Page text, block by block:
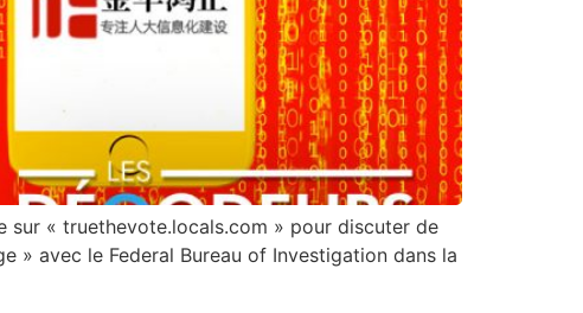
sur « truethevote.locals.com » pour discuter de
» avec le Federal Bureau of Investigation dans la